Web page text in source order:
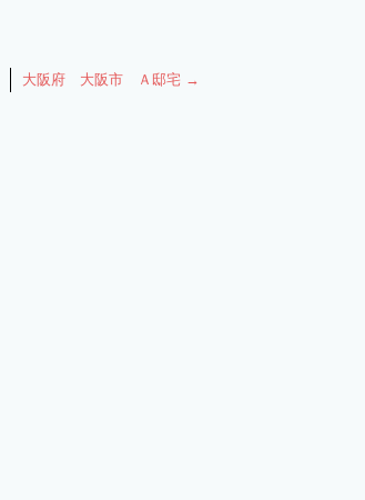
大阪府 大阪市 Ａ邸宅 →